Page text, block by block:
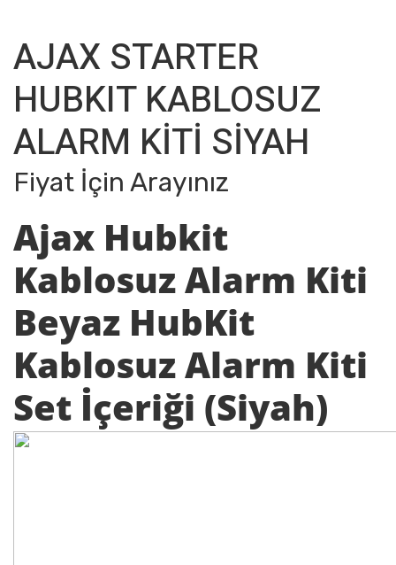
AJAX STARTER
HUBKIT KABLOSUZ
ALARM KİTİ SİYAH
Fiyat İçin Arayınız
Ajax Hubkit
Kablosuz Alarm Kiti
Beyaz HubKit
Kablosuz Alarm Kiti
Set İçeriği (Siyah)